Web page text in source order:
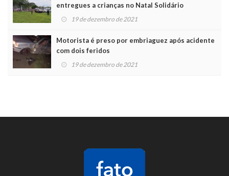
entregues a crianças no Natal Solidário
19 de dezembro de 2021
Motorista é preso por embriaguez após acidente
com dois feridos
19 de dezembro de 2021